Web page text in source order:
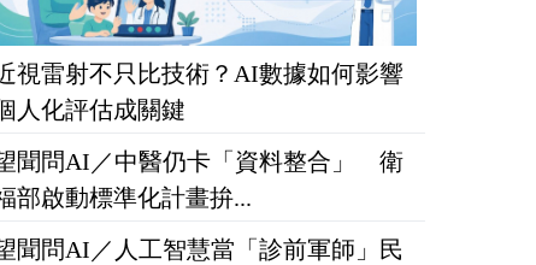
視雷射不只比技術？AI數據如何影響
人化評估成關鍵
聞問AI／中醫仍卡「資料整合」 衛
部啟動標準化計畫拚...
聞問AI／人工智慧當「診前軍師」民